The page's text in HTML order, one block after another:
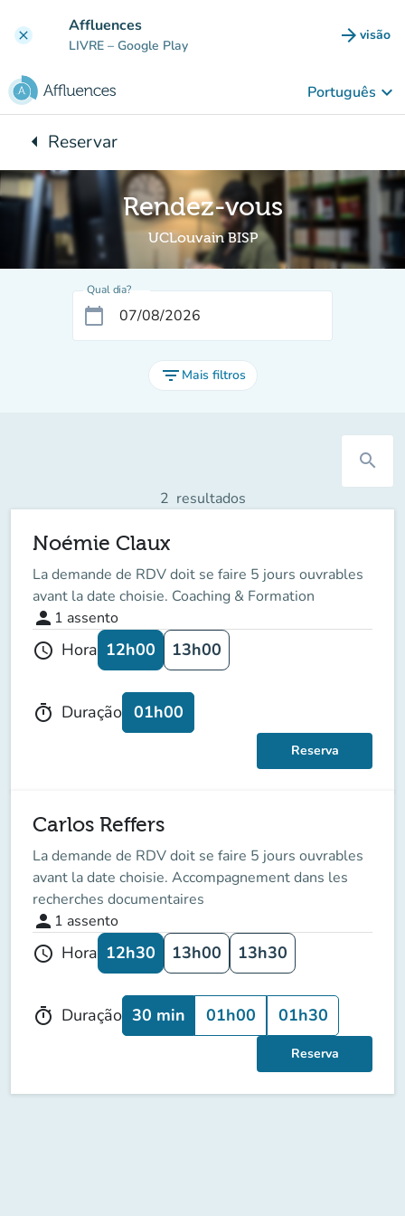
clear Affluences
LIVRE – Google Play arrow_forward visão
(novo
Português keyboard_arrow_down
arrow_leftVoltar para:
Reservar
Rendez-vous
UCLouvain BISP
Qual dia?
calendar_today
filter_list Mais filtros
search
2 resultados
Noémie Claux
La demande de RDV doit se faire 5 jours ouvrables
avant la date choisie. Coaching & Formation
person 1 assento
schedule Hora 12h00 13h00
timer Duração 01h00
Reserva
Carlos Reffers
La demande de RDV doit se faire 5 jours ouvrables
avant la date choisie. Accompagnement dans les
recherches documentaires
person 1 assento
schedule Hora 12h30 13h00 13h30
timer Duração 30 min 01h00 01h30
Reserva